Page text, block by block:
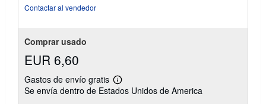
Contactar al vendedor
Comprar usado
EUR 6,60
Gastos de envío gratis
Más
información
Se envía dentro de Estados Unidos de America